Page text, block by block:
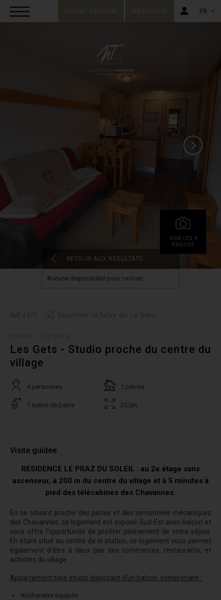
FR
VOIR LES 9
PHOTOS
RETOUR AUX RÉSULTATS
Aucune disponibilité pour ce bien.
Réf. L171
Les Gets - Studio proche du centre du
village
4 personnes 1 pièces
1 salles de bains 25,0m
Visite guidée
RESIDENCE LE PRAZ DU SOLEIL : au 2e étage sans
ascenseur, à 200 m du centre du village et à 5 minutes à
pied des télécabines des Chavannes.
En se situant proche des pistes et des remontées mécaniques
des Chavannes, ce logement est exposé Sud-Est avec balcon et
vous offre l'opportunité de profiter pleinement de votre séjour.
En étant situé au centre de la station, ce logement vous permet
également d'être à deux pas des commerces, restaurants, et
activités du village.
Appartement type studio disposant d'un balcon, comprenant :
Kitchenette équipée